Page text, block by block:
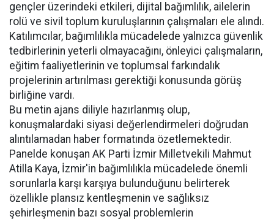
gençler üzerindeki etkileri, dijital bağımlılık, ailelerin
rolü ve sivil toplum kuruluşlarının çalışmaları ele alındı.
Katılımcılar, bağımlılıkla mücadelede yalnızca güvenlik
tedbirlerinin yeterli olmayacağını, önleyici çalışmaların,
eğitim faaliyetlerinin ve toplumsal farkındalık
projelerinin artırılması gerektiği konusunda görüş
birliğine vardı.
Bu metin ajans diliyle hazırlanmış olup,
konuşmalardaki siyasi değerlendirmeleri doğrudan
alıntılamadan haber formatında özetlemektedir.
Panelde konuşan AK Parti İzmir Milletvekili Mahmut
Atilla Kaya, İzmir'in bağımlılıkla mücadelede önemli
sorunlarla karşı karşıya bulunduğunu belirterek
özellikle plansız kentleşmenin ve sağlıksız
şehirleşmenin bazı sosyal problemlerin